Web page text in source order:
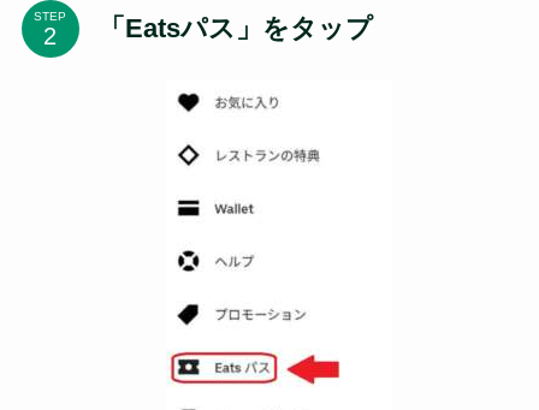
STEP 「Eatsパス」をタップ